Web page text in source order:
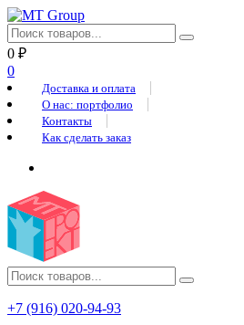
0 ₽
0
Доставка и оплата
О нас: портфолио
Контакты
Как сделать заказ
+7 (916) 020-94-93